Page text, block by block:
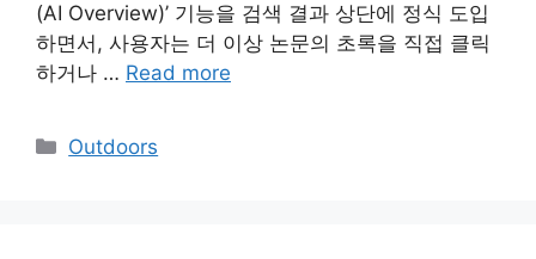
(AI Overview)’ 기능을 검색 결과 상단에 정식 도입
하면서, 사용자는 더 이상 논문의 초록을 직접 클릭
하거나 … Read more
Categories
Outdoors